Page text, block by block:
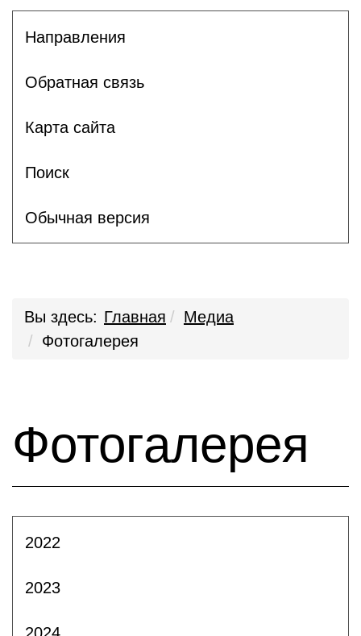
Направления
Обратная связь
Карта сайта
Поиск
Обычная версия
Вы здесь: Главная
Медиа
Фотогалерея
Фотогалерея
2022
2023
2024